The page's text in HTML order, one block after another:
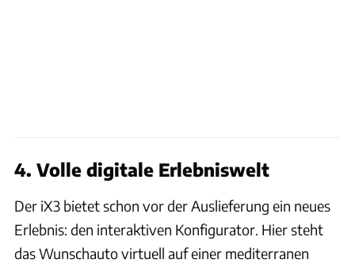
4. Volle digitale Erlebniswelt
Der iX3 bietet schon vor der Auslieferung ein neues
Erlebnis: den interaktiven Konfigurator. Hier steht
das Wunschauto virtuell auf einer mediterranen